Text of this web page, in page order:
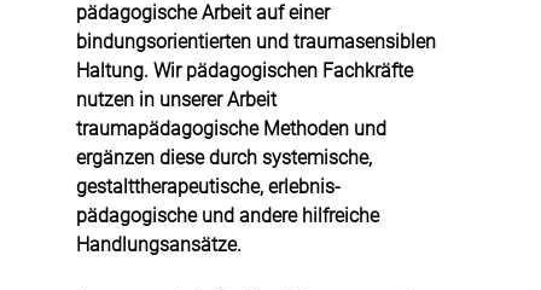
pädagogische Arbeit auf einer
bindungsorientierten und traumasensiblen
Haltung. Wir pädagogischen Fachkräfte
nutzen in unserer Arbeit
traumapädagogische Methoden und
ergänzen diese durch systemische,
gestalttherapeutische, erlebnis-
pädagogische und andere hilfreiche
Handlungsansätze.